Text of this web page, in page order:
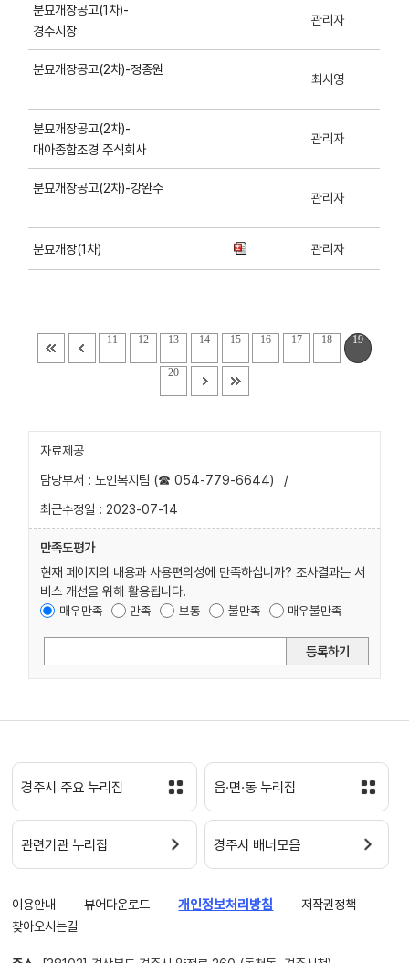
분묘개장공고(1차)-
경주시장
관리자
분묘개장공고(2차)-정종원
최시영
분묘개장공고(2차)-
대아종합조경 주식회사
관리자
분묘개장공고(2차)-강완수
관리자
분묘개장(1차) 관리자
11 12 13 14 15 16 17 18 19
20
자료제공
담당부서 : 노인복지팀 (☎ 054-779-6644)
/
최근수정일 : 2023-07-14
만족도평가
현재 페이지의 내용과 사용편의성에 만족하십니까? 조사결과는 서
비스 개선을 위해 활용됩니다.
매우만족 만족 보통 불만족 매우불만족
등록하기
경주시 주요 누리집 읍·면·동 누리집
관련기관 누리집 경주시 배너모음
이용안내 뷰어다운로드 개인정보처리방침
저작권정책
찾아오시는길